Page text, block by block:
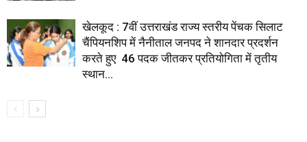
खेलकूद : 7वीं उत्तराखंड राज्य स्तरीय पेंचक सिलाट
चैंपियनशिप में नैनीताल जनपद ने शानदार प्रदर्शन
करते हुए 46 पदक जीतकर प्रतियोगिता में तृतीय
स्थान...